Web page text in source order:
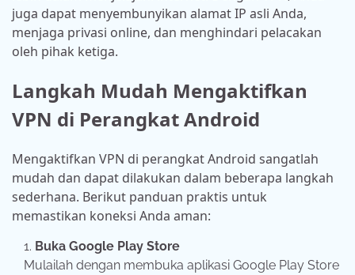
juga dapat menyembunyikan alamat IP asli Anda,
menjaga privasi online, dan menghindari pelacakan
oleh pihak ketiga.
Langkah Mudah Mengaktifkan
VPN di Perangkat Android
Mengaktifkan VPN di perangkat Android sangatlah
mudah dan dapat dilakukan dalam beberapa langkah
sederhana. Berikut panduan praktis untuk
memastikan koneksi Anda aman:
Buka Google Play Store
Mulailah dengan membuka aplikasi Google Play Store